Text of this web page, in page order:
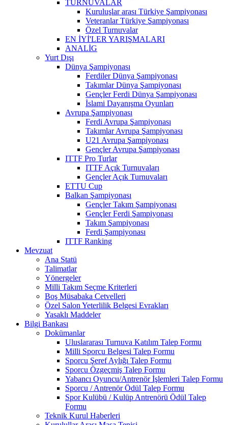
TURNUVALAR
Kuruluşlar arası Türkiye Şampiyonası
Veteranlar Türkiye Şampiyonası
Özel Turnuvalar
EN İYİ'LER YARIŞMALARI
ANALİG
Yurt Dışı
Dünya Şampiyonası
Ferdiler Dünya Şampiyonası
Takımlar Dünya Şampiyonası
Gençler Ferdi Dünya Şampiyonası
İslami Dayanışma Oyunları
Avrupa Şampiyonası
Ferdi Avrupa Şampiyonası
Takımlar Avrupa Şampiyonası
U21 Avrupa Şampiyonası
Gençler Avrupa Şampiyonası
ITTF Pro Turlar
ITTF Açık Turnuvaları
Gençler Açık Turnuvaları
ETTU Cup
Balkan Şampiyonası
Gençler Takım Şampiyonası
Gençler Ferdi Şampiyonası
Takım Şampiyonası
Ferdi Şampiyonası
ITTF Ranking
Mevzuat
Ana Statü
Talimatlar
Yönergeler
Milli Takım Seçme Kriterleri
Boş Müsabaka Cetvelleri
Özel Salon Yeterlilik Belgesi Evrakları
Yasaklı Maddeler
Bilgi Bankası
Dokümanlar
Uluslararası Turnuva Katılım Talep Formu
Milli Sporcu Belgesi Talep Formu
Sporcu Şeref Aylığı Talep Formu
Sporcu Özgeçmiş Talep Formu
Yabancı Oyuncu/Antrenör İşlemleri Talep Formu
Sporcu / Antrenör Ödül Talep Formu
Spor Kulübü / Kulüp Antrenörü Ödül Talep
Formu
Teknik Kurul Haberleri